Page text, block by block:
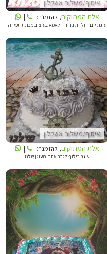
איסוף/משלוח אשקלון
אלת המתוקים, להזמנה: |
עוגת יום הולדת נדירה לאמא בעיצוב מכונת תפירה
איסוף/משלוח אשקלון
אלת המתוקים
אלת המתוקים, להזמנה: |
עוגת זילוף לגבר אתה העוגן שלנו
אלת המתוקים